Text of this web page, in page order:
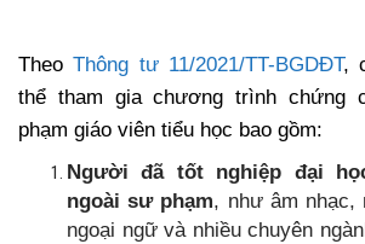
TheoThông tư 11/2021/TT-BGDĐT,
thể tham gia chương trình chứng
phạm giáo viên tiểu học bao gồm:
Người đã tốt nghiệp đại
ngoài sư phạm, như âm nhạc,
ngoại ngữ và nhiều chuyên